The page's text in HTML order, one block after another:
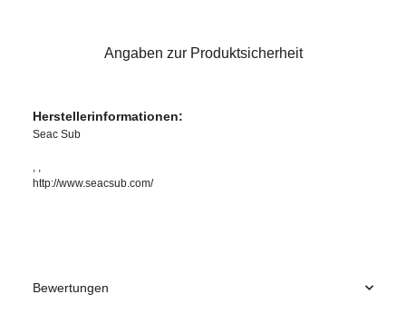
Angaben zur Produktsicherheit
Herstellerinformationen:
Seac Sub
http://www.seacsub.com/
Bewertungen